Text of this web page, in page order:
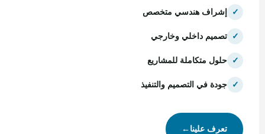
✓ إشراف هندسي متخصص
✓ تصميم داخلي وخارجي
✓ حلول متكاملة للمشاريع
✓ جودة في التصميم والتنفيذ
تعرف علينا←